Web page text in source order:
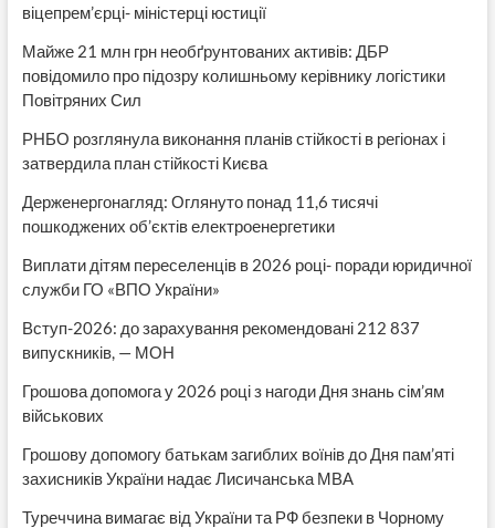
віцепрем’єрці- міністерці юстиції
Майже 21 млн грн необґрунтованих активів: ДБР
повідомило про підозру колишньому керівнику логістики
Повітряних Сил
РНБО розглянула виконання планів стійкості в регіонах і
затвердила план стійкості Києва
Держенергонагляд: Оглянуто понад 11,6 тисячі
пошкоджених об’єктів електроенергетики
Виплати дітям переселенців в 2026 році- поради юридичної
служби ГО «ВПО України»
Вступ-2026: до зарахування рекомендовані 212 837
випускників, — МОН
Грошова допомога у 2026 році з нагоди Дня знань сім’ям
військових
Грошову допомогу батькам загиблих воїнів до Дня пам’яті
захисників України надає Лисичанська МВА
Туреччина вимагає від України та РФ безпеки в Чорному